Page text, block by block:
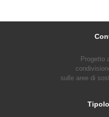
Progetto
sulle aree di